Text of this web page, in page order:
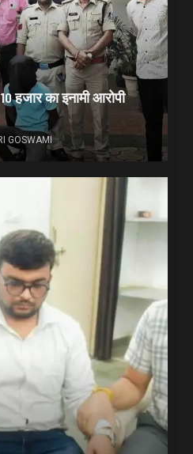
हजार का इनामी आरोपी
GOSWAMI